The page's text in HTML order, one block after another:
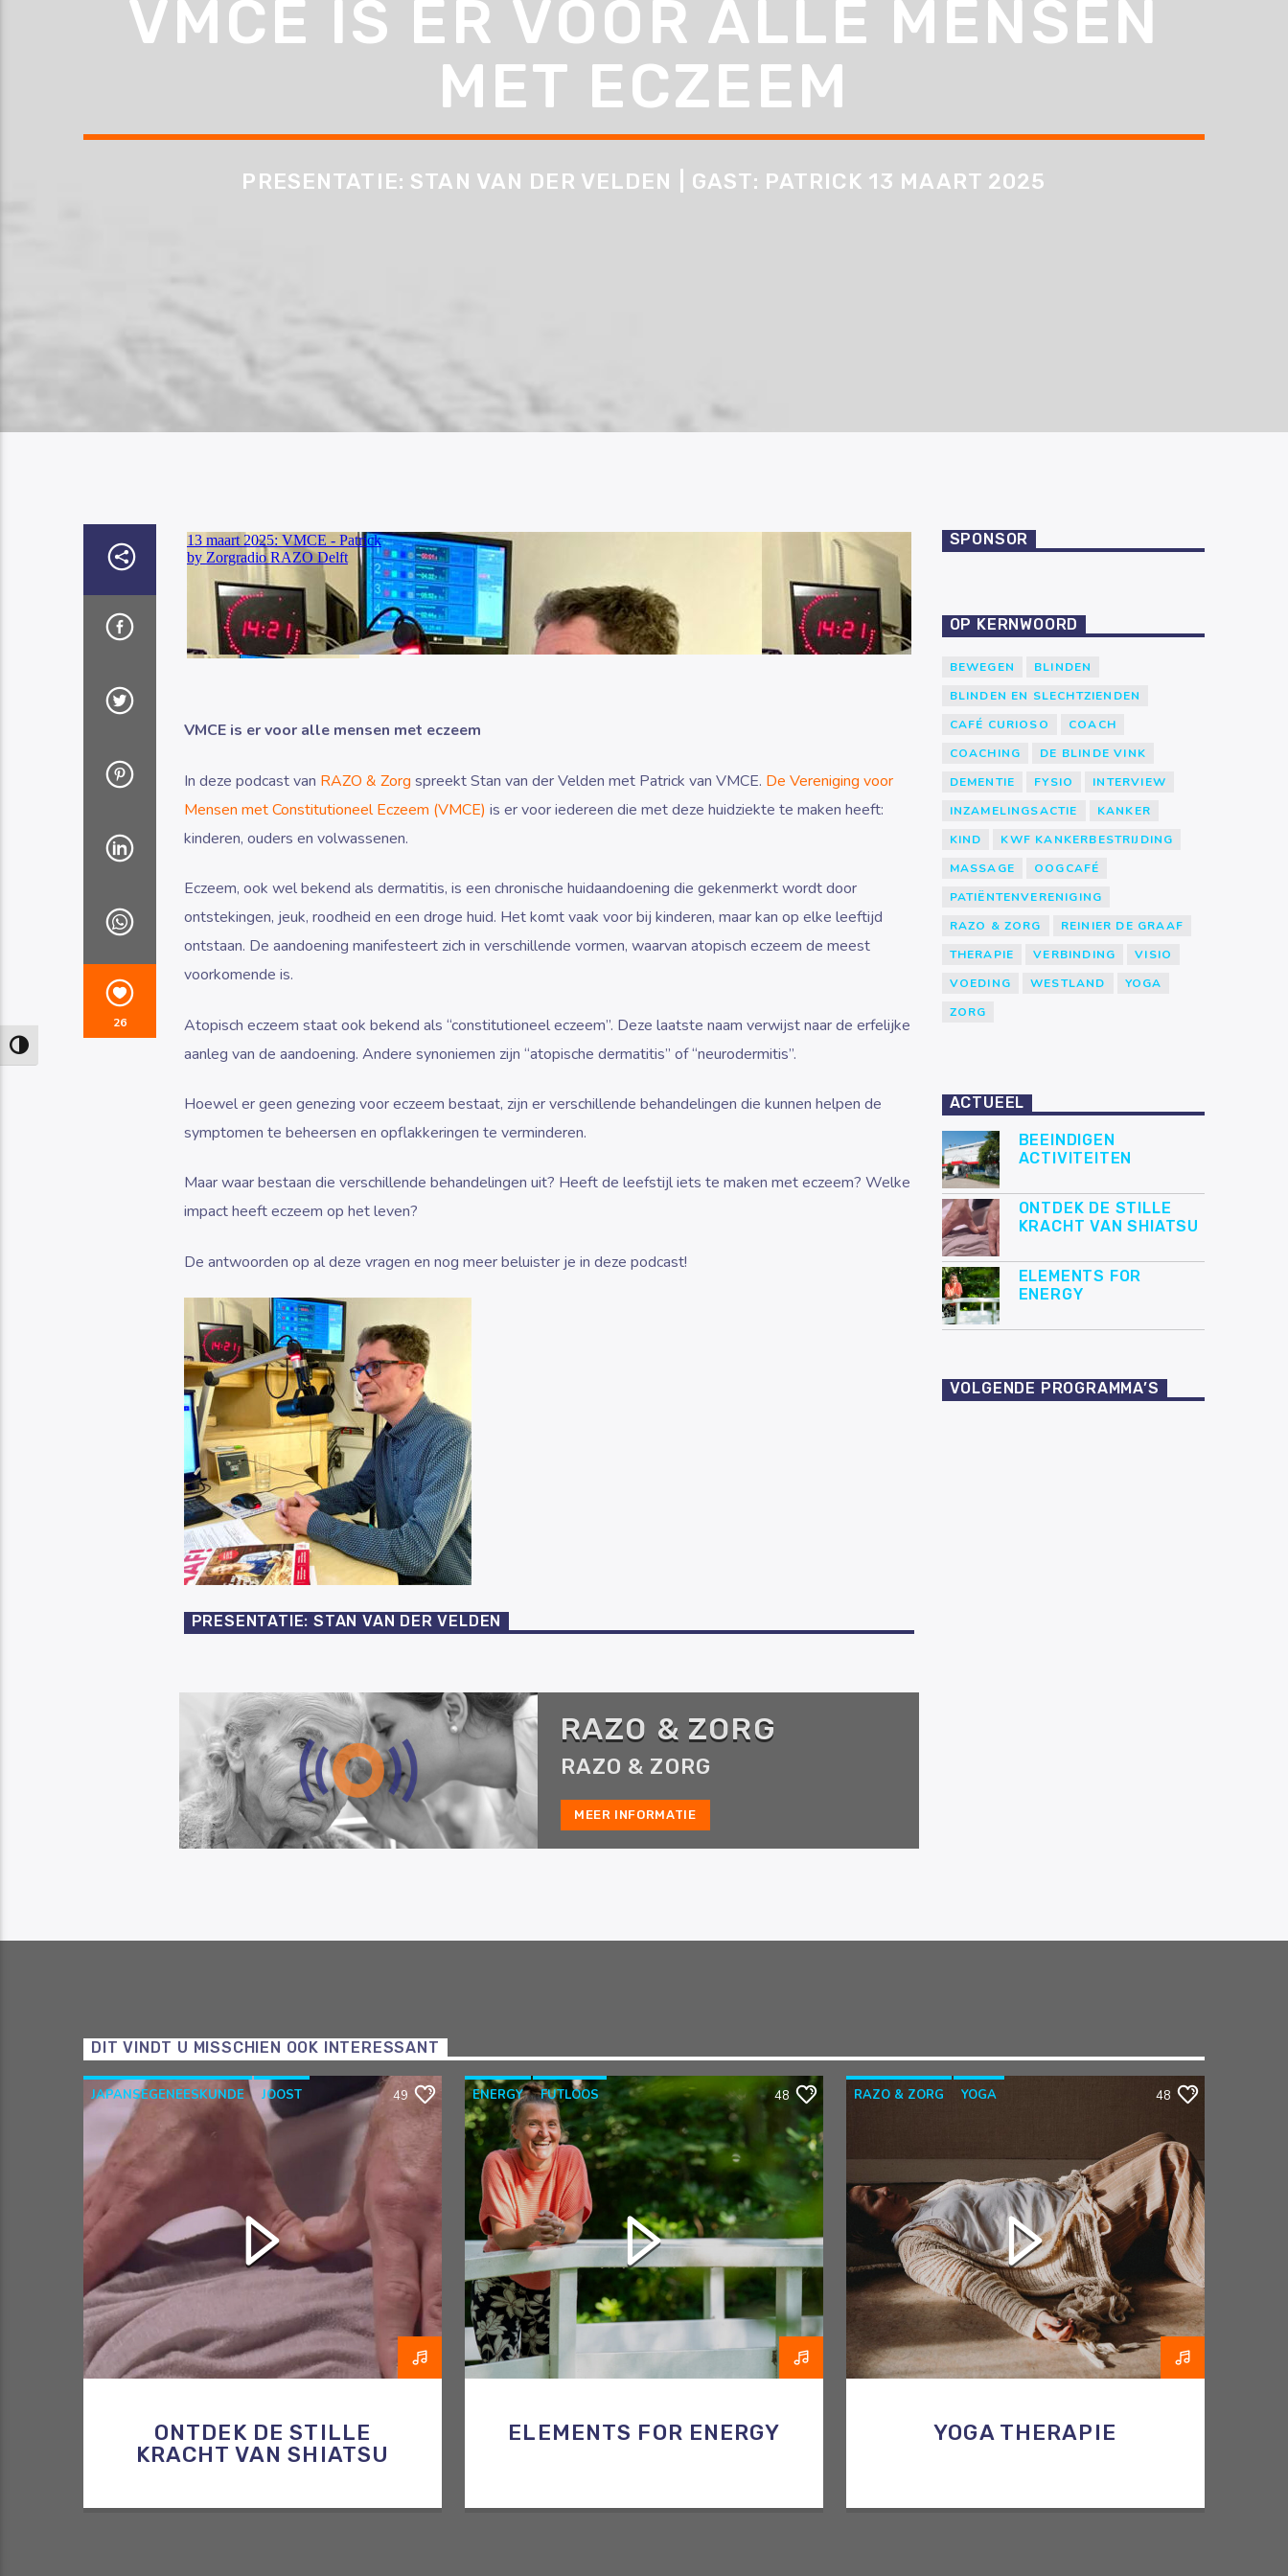
Keuze voor hoog contrast
VMCE IS ER VOOR ALLE MENSEN
MET ECZEEM
PRESENTATIE: STAN VAN DER VELDEN | GAST: PATRICK 13 MAART 2025
26
VMCE is er voor alle mensen met eczeem
In deze podcast van RAZO & Zorg spreekt Stan van der Velden met Patrick van VMCE. De Vereniging voor
Mensen met Constitutioneel Eczeem (VMCE) is er voor iedereen die met deze huidziekte te maken heeft:
kinderen, ouders en volwassenen.
Eczeem, ook wel bekend als dermatitis, is een chronische huidaandoening die gekenmerkt wordt door
ontstekingen, jeuk, roodheid en een droge huid. Het komt vaak voor bij kinderen, maar kan op elke leeftijd
ontstaan. De aandoening manifesteert zich in verschillende vormen, waarvan atopisch eczeem de meest
voorkomende is.
Atopisch eczeem staat ook bekend als “constitutioneel eczeem”. Deze laatste naam verwijst naar de erfelijke
aanleg van de aandoening. Andere synoniemen zijn “atopische dermatitis” of “neurodermitis”.
Hoewel er geen genezing voor eczeem bestaat, zijn er verschillende behandelingen die kunnen helpen de
symptomen te beheersen en opflakkeringen te verminderen.
Maar waar bestaan die verschillende behandelingen uit? Heeft de leefstijl iets te maken met eczeem? Welke
impact heeft eczeem op het leven?
De antwoorden op al deze vragen en nog meer beluister je in deze podcast!
PRESENTATIE: STAN VAN DER VELDEN
RAZO & ZORG
RAZO & ZORG
MEER INFORMATIE
SPONSOR
OP KERNWOORD
BEWEGEN
BLINDEN
BLINDEN EN SLECHTZIENDEN
CAFÉ CURIOSO
COACH
COACHING
DE BLINDE VINK
DEMENTIE
FYSIO
INTERVIEW
INZAMELINGSACTIE
KANKER
KIND
KWF KANKERBESTRIJDING
MASSAGE
OOGCAFÉ
PATIËNTENVERENIGING
RAZO & ZORG
REINIER DE GRAAF
THERAPIE
VERBINDING
VISIO
VOEDING
WESTLAND
YOGA
ZORG
ACTUEEL
BEEINDIGEN
ACTIVITEITEN
ONTDEK DE STILLE
KRACHT VAN SHIATSU
ELEMENTS FOR
ENERGY
VOLGENDE PROGRAMMA’S
DIT VINDT U MISSCHIEN OOK INTERESSANT
JAPANSEGENEESKUNDE
JOOST
OOSTERSEGENEESKUNDE
RAZO & ZORG
49
ONTDEK DE STILLE
KRACHT VAN SHIATSU
ENERGY
FUTLOOS
HORMOONTHERAPEUT
OVERGANG
RAZO & ZORG
48
ELEMENTS FOR ENERGY
RAZO & ZORG
YOGA
48
YOGA THERAPIE